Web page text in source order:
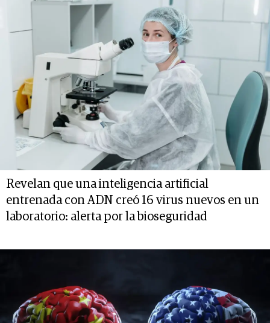
Revelan que una inteligencia artificial
entrenada con ADN creó 16 virus nuevos en un
laboratorio: alerta por la bioseguridad